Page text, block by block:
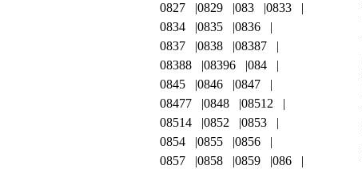
0827
0829 083
0833
0834
0835
0836
0837
0838
08387
08388
08396
084
0845
0846
0847
08477
0848
08512
08514
0852
0853
0854
0855
0856
0857
0858 0859
086